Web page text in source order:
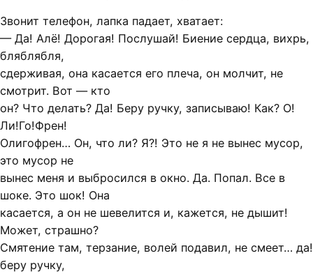
Звонит телефон, лапка падает, хватает:
— Да! Алё! Дорогая! Послушай! Биение сердца, вихрь,
бляблябля,
сдерживая, она касается его плеча, он молчит, не
смотрит. Вот — кто
он? Что делать? Да! Беру ручку, записываю! Как? О!
Ли!Го!Френ!
Олигофрен… Он, что ли? Я?! Это не я не вынес мусор,
это мусор не
вынес меня и выбросился в окно. Да. Попал. Все в
шоке. Это шок! Она
касается, а он не шевелится и, кажется, не дышит!
Может, страшно?
Смятение там, терзание, волей подавил, не смеет… да!
беру ручку,